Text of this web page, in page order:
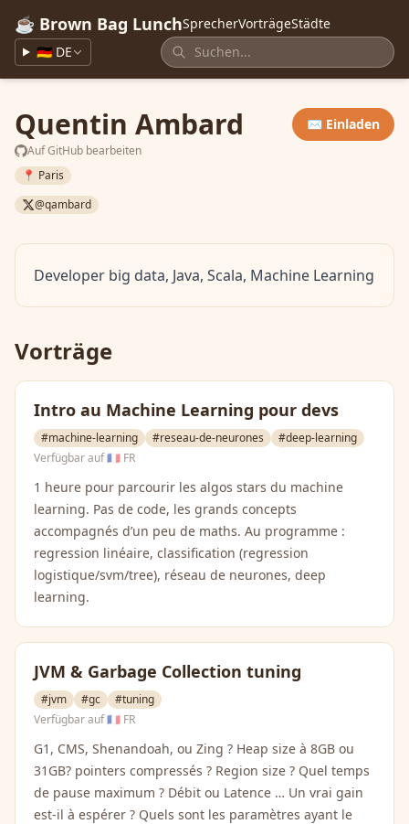
☕ Brown Bag LunchSprecherVorträgeStädte
🇩🇪 DE
Quentin Ambard
Auf GitHub bearbeiten
✉️ Einladen
📍 Paris
@qambard
Developer big data, Java, Scala, Machine Learning
Vorträge
Intro au Machine Learning pour devs
#machine-learning #reseau-de-neurones
#deep-learning
Verfügbar auf🇫🇷 FR
1 heure pour parcourir les algos stars du machine
learning. Pas de code, les grands concepts
accompagnés d’un peu de maths. Au programme :
regression linéaire, classification (regression
logistique/svm/tree), réseau de neurones, deep
learning.
JVM & Garbage Collection tuning
#jvm #gc
#tuning
Verfügbar auf🇫🇷 FR
G1, CMS, Shenandoah, ou Zing ? Heap size à 8GB ou
31GB? pointers compressés ? Region size ? Quel temps
de pause maximum ? Débit ou Latence … Un vrai gain
est-il à espérer ? Quels sont les paramètres ayant le